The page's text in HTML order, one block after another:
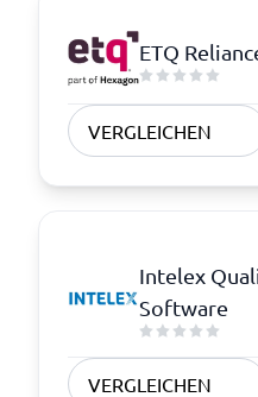
ETQ
VERGLEICHEN
Intelex
Software
VERGLEICHEN